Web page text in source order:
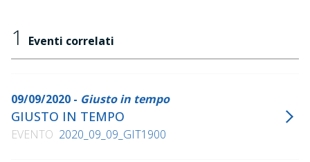
1 Eventi correlati
09/09/2020 - Giusto in tempo
GIUSTO IN TEMPO
EVENTO 2020_09_09_GIT1900